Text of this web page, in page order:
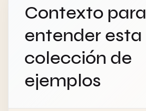
Contexto para
entender esta
colección de
ejemplos